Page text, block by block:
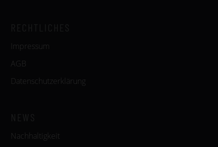
Impressum
AGB
Datenschutzerklärung
Nachhaltigkeit